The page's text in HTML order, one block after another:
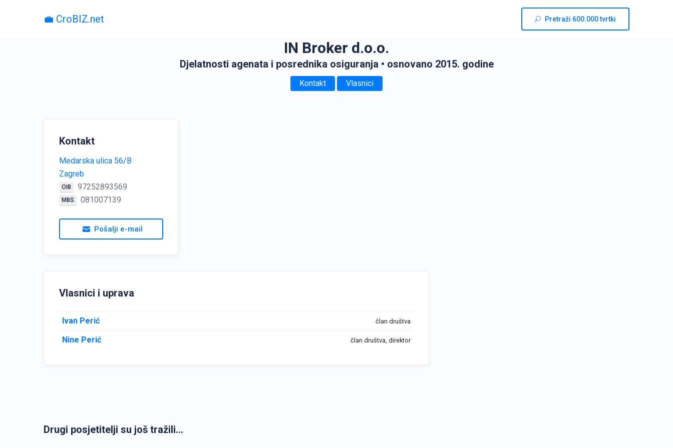
💼 CroBIZ.net Pretraži 600.000 tvrtki
IN Broker d.o.o.
Djelatnosti agenata i posrednika osiguranja • osnovano 2015. godine
Kontakt Vlasnici
Kontakt
Medarska ulica 56/B
Zagreb
OIB 97252893569
MBS 081007139
Pošalji e-mail
Vlasnici i uprava
Ivan Perić član društva
Nine Perić član društva, direktor
Drugi posjetitelji su još tražili...